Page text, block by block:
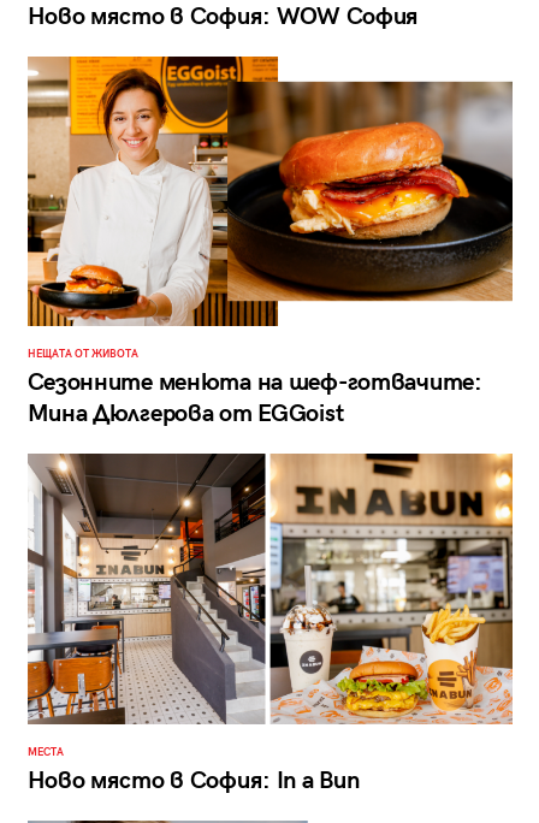
Ново място в София: WOW София
НЕЩАТА ОТ ЖИВОТА
Сезонните менюта на шеф-готвачите:
Мина Дюлгерова от EGGoist
МЕСТА
Ново място в София: In a Bun